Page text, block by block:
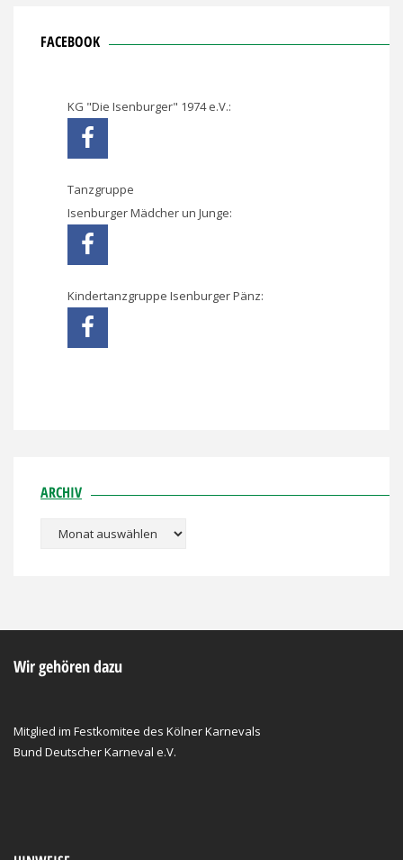
FACEBOOK
KG "Die Isenburger" 1974 e.V.:
Tanzgruppe
Isenburger Mädcher un Junge:
Kindertanzgruppe Isenburger Pänz:
ARCHIV
Archiv
Wir gehören dazu
Mitglied im Festkomitee des Kölner Karnevals
Bund Deutscher Karneval e.V.